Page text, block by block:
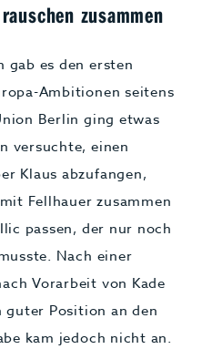
zusammen
gab es den ersten
Ambitionen seitens
Berlin ging etwas
versuchte, einen
Klaus abzufangen,
Fellhauer zusammen
passen, der nur noch
Nach einer
Vorarbeit von Kade
Position an den
kam jedoch nicht an.